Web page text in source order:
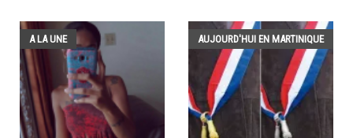
A LA UNE AUJOURD'HUI EN MARTINIQUE